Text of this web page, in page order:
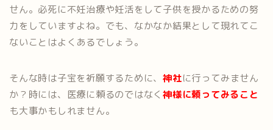
せん。必死に不妊治療や妊活をして子供を授かるための努
力をしていますよね。でも、なかなか結果として現れてこ
ないことはよくあるでしょう。
そんな時は子宝を祈願するために、神社に行ってみません
か？時には、医療に頼るのではなく神様に頼ってみること
も大事かもしれません。